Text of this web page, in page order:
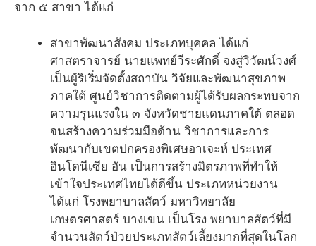
จาก ๕ สาขา ได้แก่
สาขาพัฒนาสังคม ประเภทบุคคล ได้แก่
ศาสตราจารย์ นายแพทย์วีระศักดิ์ จงสู่วิวัฒน์วงศ์
เป็นผู้ริเริ่มจัดตั้งสถาบัน วิจัยและพัฒนาสุขภาพ
ภาคใต้ ศูนย์วิชาการติดตามผู้ได้รับผลกระทบจาก
ความรุนแรงใน ๓ จังหวัดชายแดนภาคใต้ ตลอด
จนสร้างความร่วมมือด้าน วิชาการและการ
พัฒนากับเขตปกครองพิเศษอาเจะห์ ประเทศ
อินโดนีเซีย อัน เป็นการสร้างมิตรภาพที่ทำให้
เข้าใจประเทศไทยได้ดีขึ้น ประเภทหน่วยงาน
ได้แก่ โรงพยาบาลสัตว์ มหาวิทยาลัย
เกษตรศาสตร์ บางเขน เป็นโรง พยาบาลสัตว์ที่มี
จำนวนสัตว์ป่วยประเภทสัตว์เลี้ยงมากที่สุดในโลก